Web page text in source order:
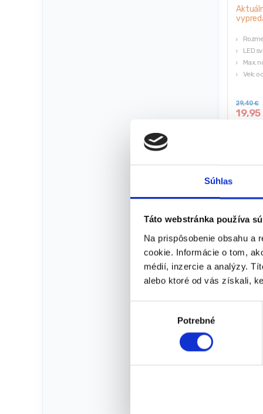
Súhlas
Táto webstránka používa
Na prispôsobenie obsahu a
cookie. Informácie o tom,
médií, inzercie a analýzy.
alebo ktoré od vás získali,
r
Potrebné
LED
Max.
Vek:
19,95
29,40€